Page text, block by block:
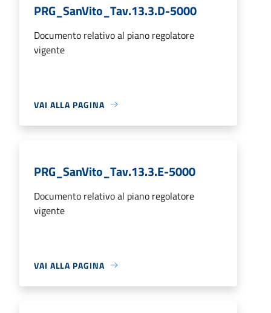
PRG_SanVito_Tav.13.3.D-5000
Documento relativo al piano regolatore
vigente
VAI ALLA PAGINA
PRG_SanVito_Tav.13.3.E-5000
Documento relativo al piano regolatore
vigente
VAI ALLA PAGINA